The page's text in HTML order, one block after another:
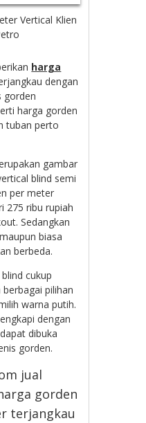
Vertical Klien
harga
dengan
gorden
harga gorden
tuban perto
gambar
blind semi
per meter
275 ribu rupiah
Sedangkan
biasa
berbeda.
cukup
pilihan
warna putih.
dengan
dibuka
gorden.
jual
gorden
terjangkau